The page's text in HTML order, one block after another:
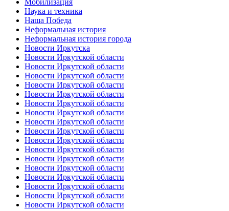
Наука и техника
Наша Победа
Неформальная история
Неформальная история города
Новости Иркутска
Новости Иркутской области
Новости Иркутской области
Новости Иркутской области
Новости Иркутской области
Новости Иркутской области
Новости Иркутской области
Новости Иркутской области
Новости Иркутской области
Новости Иркутской области
Новости Иркутской области
Новости Иркутской области
Новости Иркутской области
Новости Иркутской области
Новости Иркутской области
Новости Иркутской области
Новости Иркутской области
Новости Иркутской области